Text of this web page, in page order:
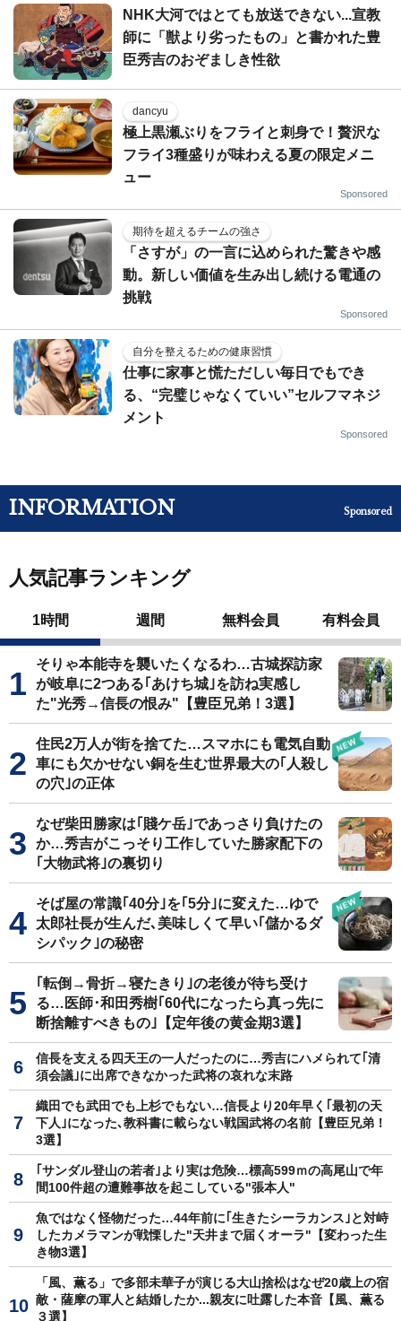
NHK大河ではとても放送できない...宣教
師に「獣より劣ったもの」と書かれた豊
臣秀吉のおぞましき性欲
dancyu
極上黒瀬ぶりをフライと刺身で！贅沢な
フライ3種盛りが味わえる夏の限定メニ
ュー
Sponsored
期待を超えるチームの強さ
「さすが」の一言に込められた驚きや感
動。新しい価値を生み出し続ける電通の
挑戦
Sponsored
自分を整えるための健康習慣
仕事に家事と慌ただしい毎日でもでき
る、“完璧じゃなくていい”セルフマネジ
メント
Sponsored
INFORMATION Sponsored
人気記事ランキング
1時間 週間 無料会員 有料会員
そりゃ本能寺を襲いたくなるわ…古城探訪家
が岐阜に2つある｢あけち城｣を訪ね実感し
た"光秀→信長の恨み"【豊臣兄弟！3選】
住民2万人が街を捨てた…スマホにも電気自動
車にも欠かせない銅を生む世界最大の｢人殺し
の穴｣の正体
なぜ柴田勝家は｢賤ケ岳｣であっさり負けたの
か…秀吉がこっそり工作していた勝家配下の
｢大物武将｣の裏切り
そば屋の常識｢40分｣を｢5分｣に変えた…ゆで
太郎社長が生んだ､美味しくて早い｢儲かるダ
シパック｣の秘密
｢転倒→骨折→寝たきり｣の老後が待ち受け
る…医師･和田秀樹｢60代になったら真っ先に
断捨離すべきもの｣【定年後の黄金期3選】
信長を支える四天王の一人だったのに…秀吉にハメられて｢清
須会議｣に出席できなかった武将の哀れな末路
織田でも武田でも上杉でもない…信長より20年早く｢最初の天
下人｣になった､教科書に載らない戦国武将の名前【豊臣兄弟！
3選】
｢サンダル登山の若者｣より実は危険…標高599ｍの高尾山で年
間100件超の遭難事故を起こしている"張本人"
魚ではなく怪物だった…44年前に｢生きたシーラカンス｣と対峙
したカメラマンが戦慄した"天井まで届くオーラ"【変わった生
き物3選】
「風、薫る」で多部未華子が演じる大山捨松はなぜ20歳上の宿
敵・薩摩の軍人と結婚したか...親友に吐露した本音【風、薫る
３選】